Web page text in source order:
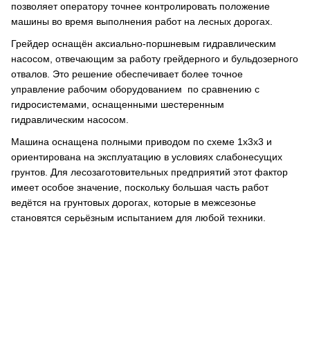
позволяет оператору точнее контролировать положение
машины во время выполнения работ на лесных дорогах.
Грейдер оснащён аксиально-поршневым гидравлическим
насосом, отвечающим за работу грейдерного и бульдозерного
отвалов. Это решение обеспечивает более точное
управление рабочим оборудованием по сравнению с
гидросистемами, оснащенными шестеренным
гидравлическим насосом.
Машина оснащена полными приводом по схеме 1х3х3 и
ориентирована на эксплуатацию в условиях слабонесущих
грунтов. Для лесозаготовительных предприятий этот фактор
имеет особое значение, поскольку большая часть работ
ведётся на грунтовых дорогах, которые в межсезонье
становятся серьёзным испытанием для любой техники.